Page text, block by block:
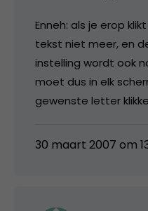
Enneh: als je erop
tekst niet meer, en
instelling wordt ook
moet dus in elk
gewenste letter
30 maart 2007 om